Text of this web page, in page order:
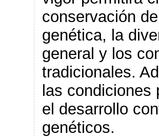
conservación
genética, la
general y los
tradicionales.
las condiciones
el desarrollo
genéticos.